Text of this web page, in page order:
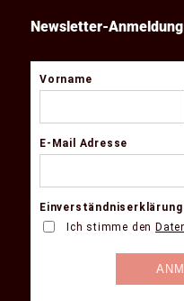
Newsletter-Anmeldung